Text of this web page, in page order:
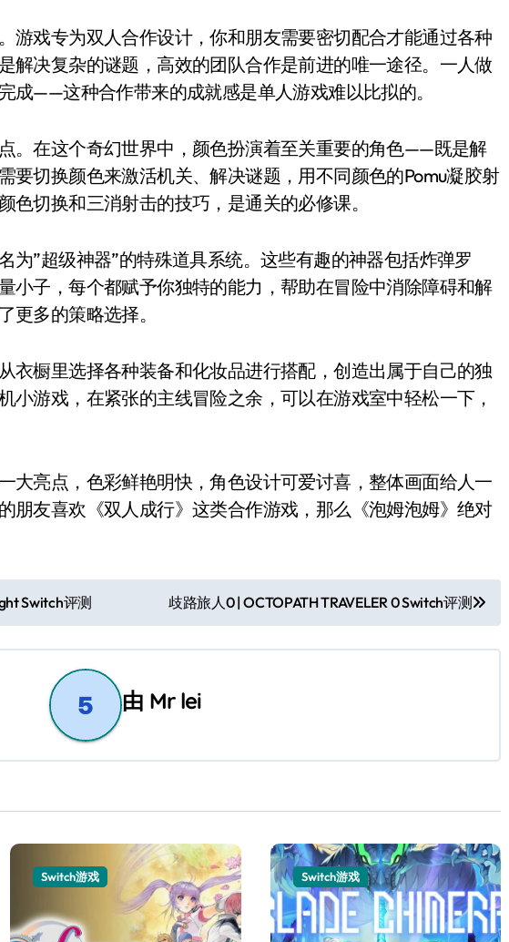
游戏专为双人合作设计，你和朋友需要密切配合才能通过各种
解决复杂的谜题，高效的团队合作是前进的唯一途径。一人做
成——这种合作带来的成就感是单人游戏难以比拟的。
。在这个奇幻世界中，颜色扮演着至关重要的角色——既是解
要切换颜色来激活机关、解决谜题，用不同颜色的Pomu凝胶射
色切换和三消射击的技巧，是通关的必修课。
为”超级神器”的特殊道具系统。这些有趣的神器包括炸弹罗
小子，每个都赋予你独特的能力，帮助在冒险中消除障碍和解
更多的策略选择。
衣橱里选择各种装备和化妆品进行搭配，创造出属于自己的独
小游戏，在紧张的主线冒险之余，可以在游戏室中轻松一下，
大亮点，色彩鲜艳明快，角色设计可爱讨喜，整体画面给人一
朋友喜欢《双人成行》这类合作游戏，那么《泡姆泡姆》绝对
Switch评测 歧路旅人0 | OCTOPATH TRAVELER 0 Switch评测
由 Mr lei
Switch游戏 Switch游戏